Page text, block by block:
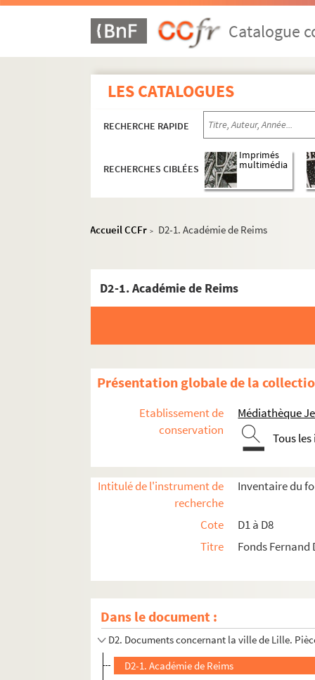
Catalogue
LES CATALOGUES
RECHERCHE RAPIDE
RECHERCHES CIBLÉES
Imprimés
multimédia
Accueil CCFr > D2-1. Académie de Reims
D2-1. Académie de Reims
Présentation globale de la
Etablissement de
conservation
Médiathèque
Tous
Intitulé de l'instrument de
recherche
Inventaire du
Cote
D1 à D8
Titre
Fonds Fernand
Dans le document :
D1. Documents concernant la ville de Lille
D2. Documents concernant la ville de Lille.
D2-1. Académie de Reims